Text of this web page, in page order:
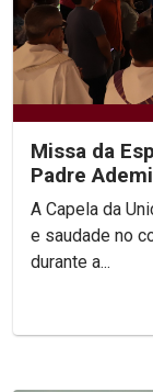
Missa da
Padre
A Capela da
e saudade no
durante a...